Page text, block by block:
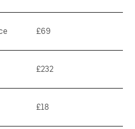
£69
£232
£18